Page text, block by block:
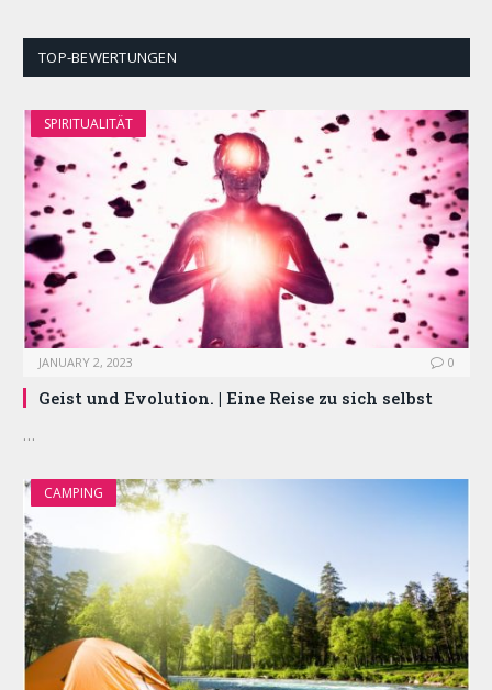
TOP-BEWERTUNGEN
SPIRITUALITÄT
JANUARY 2, 2023 0
Geist und Evolution. | Eine Reise zu sich selbst
…
CAMPING